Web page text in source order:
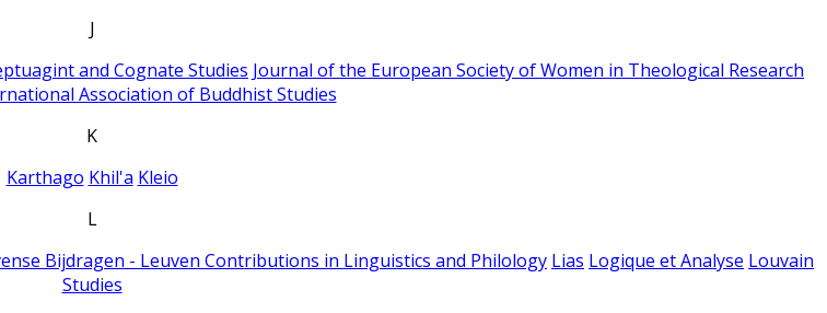
J
and Cognate Studies Journal of the European Society of Women in Theological Research
Association of Buddhist Studies
K
Karthago Khil'a Kleio
L
Bijdragen - Leuven Contributions in Linguistics and Philology Lias Logique et Analyse Louvain
Studies